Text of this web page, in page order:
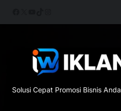
Solusi Cepat Promosi Bisnis Anda